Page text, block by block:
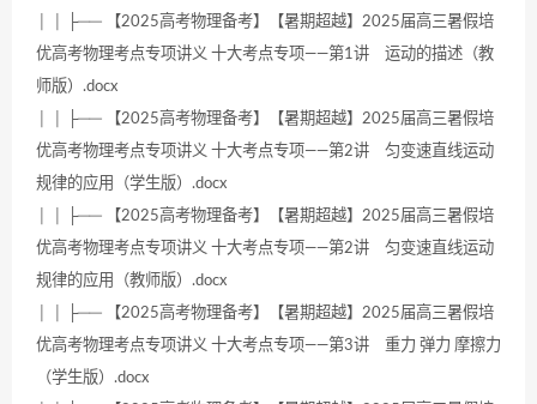
│ │ ├── 【2025高考物理备考】【暑期超越】2025届高三暑假培
优高考物理考点专项讲义 十大考点专项——第1讲 运动的描述（教
师版）.docx
│ │ ├── 【2025高考物理备考】【暑期超越】2025届高三暑假培
优高考物理考点专项讲义 十大考点专项——第2讲 匀变速直线运动
规律的应用（学生版）.docx
│ │ ├── 【2025高考物理备考】【暑期超越】2025届高三暑假培
优高考物理考点专项讲义 十大考点专项——第2讲 匀变速直线运动
规律的应用（教师版）.docx
│ │ ├── 【2025高考物理备考】【暑期超越】2025届高三暑假培
优高考物理考点专项讲义 十大考点专项——第3讲 重力 弹力 摩擦力
（学生版）.docx